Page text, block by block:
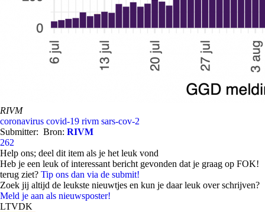
RIVM
coronavirus covid-19 rivm sars-cov-2
Submitter: Bron: RIVM
262
Help ons; deel dit item als je het leuk vond
Heb je een leuk of interessant bericht gevonden dat je graag op FOK!
terug ziet? Tip ons dan via de submit!
Zoek jij altijd de leukste nieuwtjes en kun je daar leuk over schrijven?
Meld je aan als nieuwsposter!
LTVDK